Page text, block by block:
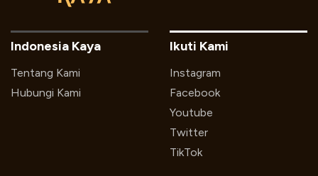
Indonesia Kaya
Tentang Kami
Hubungi Kami
Ikuti Kami
Instagram
Facebook
Youtube
Twitter
TikTok